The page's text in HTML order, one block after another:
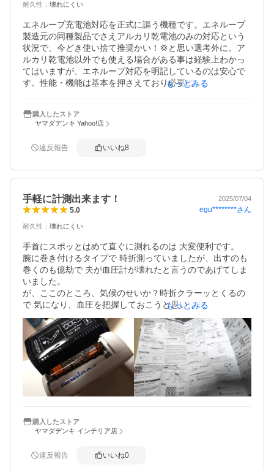
耐久性 ： 壊れにくい
エネループ充電池対応を正式に謳う機種です。エネループ
製造元の同種製品でさえアルカリ乾電池のみの対応という
状況で、今どき使い捨て推奨かい！💢と思い選考外に。ア
ルカリ乾電池以外でも使える場合がある事は経験上わかっ
てはいますが、エネループ対応を明記しているのは安心で
す。性能・機能は基本を押さえており必要にして充分で
経年レポです。１年近く使い続けていますが何の問題も無
て劣化してきているであろうエネループでも問題なく使え
もっとみる
購入したストア
ヤマダデンキ Yahoo!店
違反報告 いいね8
手軽に計測出来ます！ 2025/07/04
5.0 egu********さん
耐久性 ： 壊れにくい
手首にスポッとはめて直ぐに測れるのは 大変便利です。
腕に巻き付けるタイプで 時折測っていましたが、出すのも
巻くのも億劫で 夫が血圧計が壊れたと言うのであげてしま
いました。
が、ここのところ、気候のせいか？時折クラーッとくるの
で 気になり、血圧を把握しておこうと思い、自分用のを探
していました。
当初、他のメーカーの血圧計を選択していましたが、シチ
ズンの製品があると知り、こちらを選択。画面が大きく、
メモリー機能もあるので便利です。
ニッケル水素充電池であるエネループ電池使用可能と 説明
書に 記載されています。
もっとみる
購入したストア
ヤマダデンキ インテリア店
違反報告 いいね0